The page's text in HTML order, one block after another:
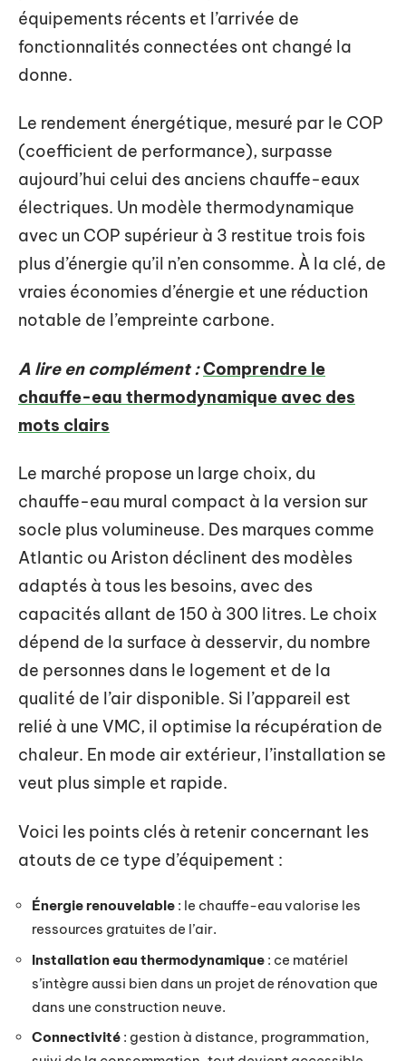
équipements récents et l’arrivée de
fonctionnalités connectées ont changé la
donne.
Le rendement énergétique, mesuré par le COP
(coefficient de performance), surpasse
aujourd’hui celui des anciens chauffe-eaux
électriques. Un modèle thermodynamique
avec un COP supérieur à 3 restitue trois fois
plus d’énergie qu’il n’en consomme. À la clé, de
vraies économies d’énergie et une réduction
notable de l’empreinte carbone.
A lire en complément :Comprendre le
chauffe-eau thermodynamique avec des
mots clairs
Le marché propose un large choix, du
chauffe-eau mural compact à la version sur
socle plus volumineuse. Des marques comme
Atlantic ou Ariston déclinent des modèles
adaptés à tous les besoins, avec des
capacités allant de 150 à 300 litres. Le choix
dépend de la surface à desservir, du nombre
de personnes dans le logement et de la
qualité de l’air disponible. Si l’appareil est
relié à une VMC, il optimise la récupération de
chaleur. En mode air extérieur, l’installation se
veut plus simple et rapide.
Voici les points clés à retenir concernant les
atouts de ce type d’équipement :
Énergie renouvelable : le chauffe-eau valorise les
ressources gratuites de l’air.
Installation eau thermodynamique : ce matériel
s’intègre aussi bien dans un projet de rénovation que
dans une construction neuve.
Connectivité : gestion à distance, programmation,